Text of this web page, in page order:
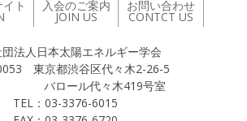
ト
入会のご案内
JOIN US
お問い合わせ
CONTCT US
法人日本太陽エネルギー学会
東京都渋谷区代々木2-26-5
ール代々木419号室
TEL：03-3376-6015